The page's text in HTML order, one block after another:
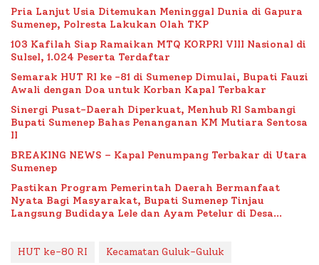
Pria Lanjut Usia Ditemukan Meninggal Dunia di Gapura
Sumenep, Polresta Lakukan Olah TKP
103 Kafilah Siap Ramaikan MTQ KORPRI VIII Nasional di
Sulsel, 1.024 Peserta Terdaftar
Semarak HUT RI ke -81 di Sumenep Dimulai, Bupati Fauzi
Awali dengan Doa untuk Korban Kapal Terbakar
Sinergi Pusat-Daerah Diperkuat, Menhub RI Sambangi
Bupati Sumenep Bahas Penanganan KM Mutiara Sentosa
II
BREAKING NEWS – Kapal Penumpang Terbakar di Utara
Sumenep
Pastikan Program Pemerintah Daerah Bermanfaat
Nyata Bagi Masyarakat, Bupati Sumenep Tinjau
Langsung Budidaya Lele dan Ayam Petelur di Desa
HUT ke-80 RI Kecamatan Guluk-Guluk